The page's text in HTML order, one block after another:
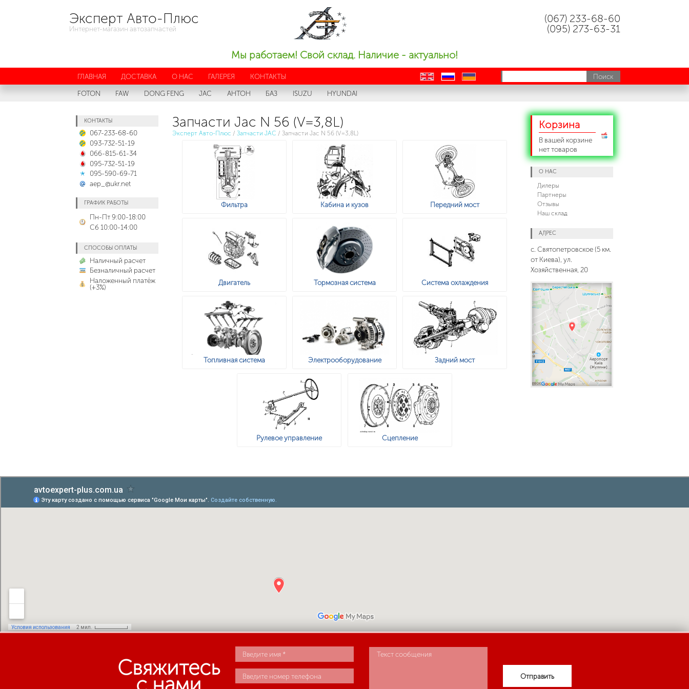
Эксперт Авто-Плюс
Интернет-магазин автозапчастей
(067) 233-68-60
(095) 273-63-31
Мы работаем! Свой склад. Наличие - актуально!
ГЛАВНАЯ ДОСТАВКА О НАС ГАЛЕРЕЯ КОНТАКТЫ en ru
uk
FOTON
FAW DONG FENG JAC АНТОН БАЗ ISUZU HYUNDAI
КОНТАКТЫ
067-233-68-60
093-732-51-19
066-815-61-34
095-732-51-19
095-590-69-71
aep_@ukr.net
ГРАФИК РАБОТЫ
Пн-Пт 9:00-18:00
Сб 10:00-14:00
СПОСОБЫ ОПЛАТЫ
Наличный расчет
Безналичный расчет
Наложенный платёж
(+3%)
Запчасти Jac N 56 (V=3,8L)
Эксперт Авто-Плюс / Запчасти JAC / Запчасти Jac N 56 (V=3,8L)
Фильтра Кабина и кузов Передний мост
Двигатель Тормозная система Система охлаждения
Топливная система Электрооборудование Задний мост
Рулевое управление Сцепление
Корзина
В вашей корзине
нет товаров
О НАС
Дилеры
Партнеры
Отзывы
Наш склад
АДРЕС
с. Святопетровское (5 км.
от Киева), ул.
Хозяйственная, 20
Свяжитесь Отправить